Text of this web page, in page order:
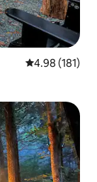
평점 4.98점(5
4.98 (181)